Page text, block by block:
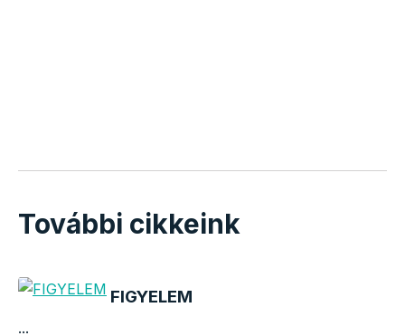
További cikkeink
FIGYELEM
...